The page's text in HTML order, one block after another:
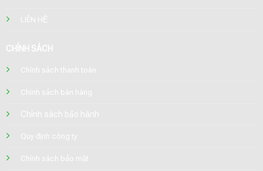
LIÊN HỆ
CHÍNH SÁCH
Chính sách thanh toán
Chính sách bán hàng
Chính sách bảo hành
Quy định công ty
Chính sách bảo mật